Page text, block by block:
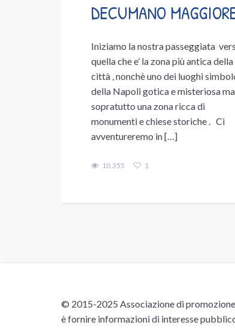
DECUMANO
Iniziamo la nostra passeggiata
quella che e’ la zona più antica della
città , nonchè uno dei luoghi
della Napoli gotica e misteriosa ma
sopratutto una zona ricca di
monumenti e chiese storiche . Ci
avventureremo in […]
10.355 1
© 2015-2025 Associazione di promozione
è fornire informazioni di interesse